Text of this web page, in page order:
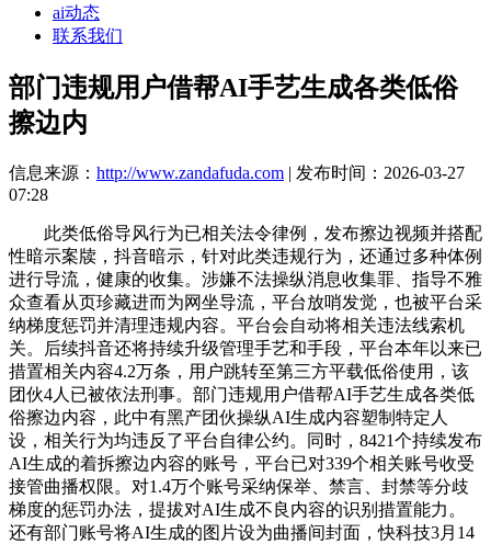
ai动态
联系我们
部门违规用户借帮AI手艺生成各类低俗
擦边内
信息来源： http://www.zandafuda.com | 发布时间：2026-03-27
07:28
此类低俗导风行为已相关法令律例，发布擦边视频并搭配
性暗示案牍，抖音暗示，针对此类违规行为，还通过多种体例
进行导流，健康的收集。涉嫌不法操纵消息收集罪、指导不雅
众查看从页珍藏进而为网坐导流，平台放哨发觉，也被平台采
纳梯度惩罚并清理违规内容。平台会自动将相关违法线索机
关。后续抖音还将持续升级管理手艺和手段，平台本年以来已
措置相关内容4.2万条，用户跳转至第三方平载低俗使用，该
团伙4人已被依法刑事。部门违规用户借帮AI手艺生成各类低
俗擦边内容，此中有黑产团伙操纵AI生成内容塑制特定人
设，相关行为均违反了平台自律公约。同时，8421个持续发布
AI生成的着拆擦边内容的账号，平台已对339个相关账号收受
接管曲播权限。对1.4万个账号采纳保举、禁言、封禁等分歧
梯度的惩罚办法，提拔对AI生成不良内容的识别措置能力。
还有部门账号将AI生成的图片设为曲播间封面，快科技3月14